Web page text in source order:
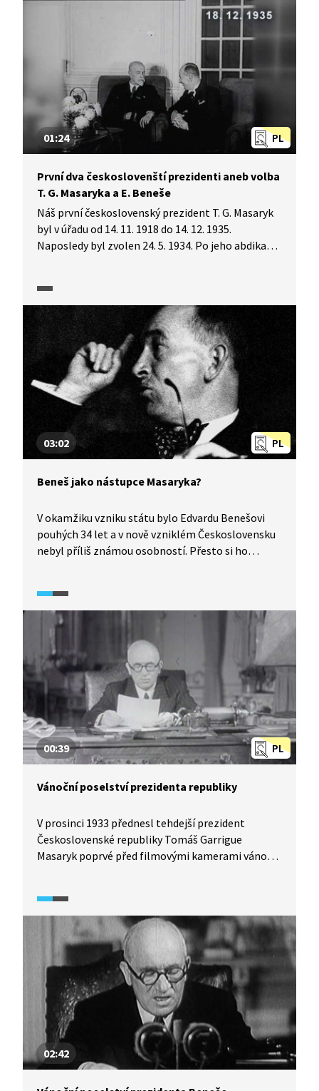
PL
01:24
První dva českoslovenští prezidenti aneb volba
T. G. Masaryka a E. Beneše
Náš první československý prezident T. G. Masaryk
byl v úřadu od 14. 11. 1918 do 14. 12. 1935.
Naposledy byl zvolen 24. 5. 1934. Po jeho abdikaci
PL
03:02
Beneš jako nástupce Masaryka?
V okamžiku vzniku státu bylo Edvardu Benešovi
pouhých 34 let a v nově vzniklém Československu
nebyl příliš známou osobností. Přesto si ho
prezidentova představa však poměrně výrazně
narazila na záměry tehdejších prvorepublikových
politiků, kterým se Beneš jako příští prezident
nezamlouval nejen z důvodu nízkého věku.
PL
00:39
Vánoční poselství prezidenta republiky
V prosinci 1933 přednesl tehdejší prezident
Československé republiky Tomáš Garrigue
Masaryk poprvé před filmovými kamerami vánoční
komunistického režimu v podobě novoročních
projevů. K prvorepublikové tradici se vrátil až
prezident Miloš Zeman. Podívejte se na část
vánočního projevu Edvarda Beneše z roku 1946.
02:42